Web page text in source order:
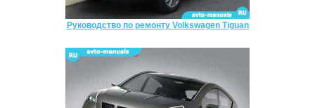
Руководство по ремонту Volkswagen Tiguan